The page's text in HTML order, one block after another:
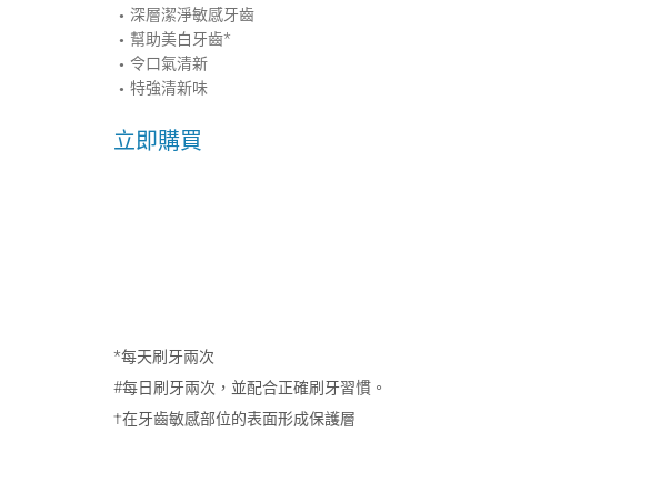
深層潔淨敏感牙齒
幫助美白牙齒*
令口氣清新
特強清新味
立即購買
*每天刷牙兩次
#每日刷牙兩次，並配合正確刷牙習慣。
†在牙齒敏感部位的表面形成保護層